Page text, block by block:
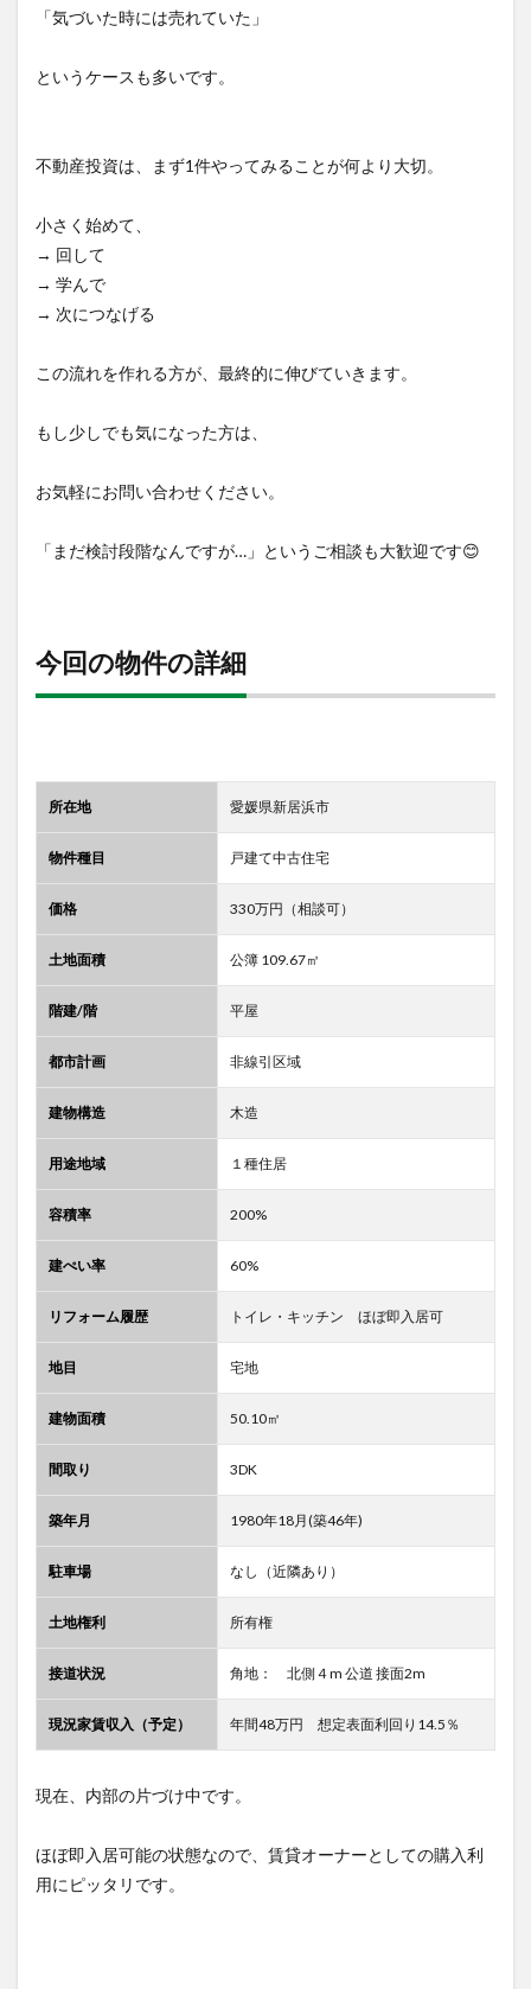
「気づいた時には売れていた」
というケースも多いです。
不動産投資は、まず1件やってみることが何より大切。
小さく始めて、
→ 回して
→ 学んで
→ 次につなげる
この流れを作れる方が、最終的に伸びていきます。
もし少しでも気になった方は、
お気軽にお問い合わせください。
「まだ検討段階なんですが…」というご相談も大歓迎です😊
今回の物件の詳細
所在地 愛媛県新居浜市
物件種目 戸建て中古住宅
価格 330万円（相談可）
土地面積 公簿 109.67㎡
階建/階 平屋
都市計画 非線引区域
建物構造 木造
用途地域 １種住居
容積率 200%
建ぺい率 60%
リフォーム履歴 トイレ・キッチン ほぼ即入居可
地目 宅地
建物面積 50.10㎡
間取り 3DK
築年月 1980年18月(築46年)
駐車場 なし（近隣あり）
土地権利 所有権
接道状況 角地： 北側４m 公道 接面2m
現況家賃収入（予定） 年間48万円 想定表面利回り14.5％
現在、内部の片づけ中です。
ほぼ即入居可能の状態なので、賃貸オーナーとしての購入利
用にピッタリです。